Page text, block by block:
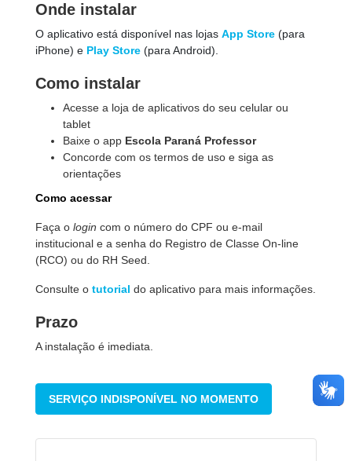
Onde instalar
O aplicativo está disponível nas lojas App Store (para
iPhone) e Play Store (para Android).
Como instalar
Acesse a loja de aplicativos do seu celular ou
tablet
Baixe o app Escola Paraná Professor
Concorde com os termos de uso e siga as
orientações
Como acessar
Faça o login com o número do CPF ou e-mail
institucional e a senha do Registro de Classe On-line
(RCO) ou do RH Seed.
Consulte o tutorial do aplicativo para mais informações.
Prazo
A instalação é imediata.
SERVIÇO INDISPONÍVEL NO MOMENTO